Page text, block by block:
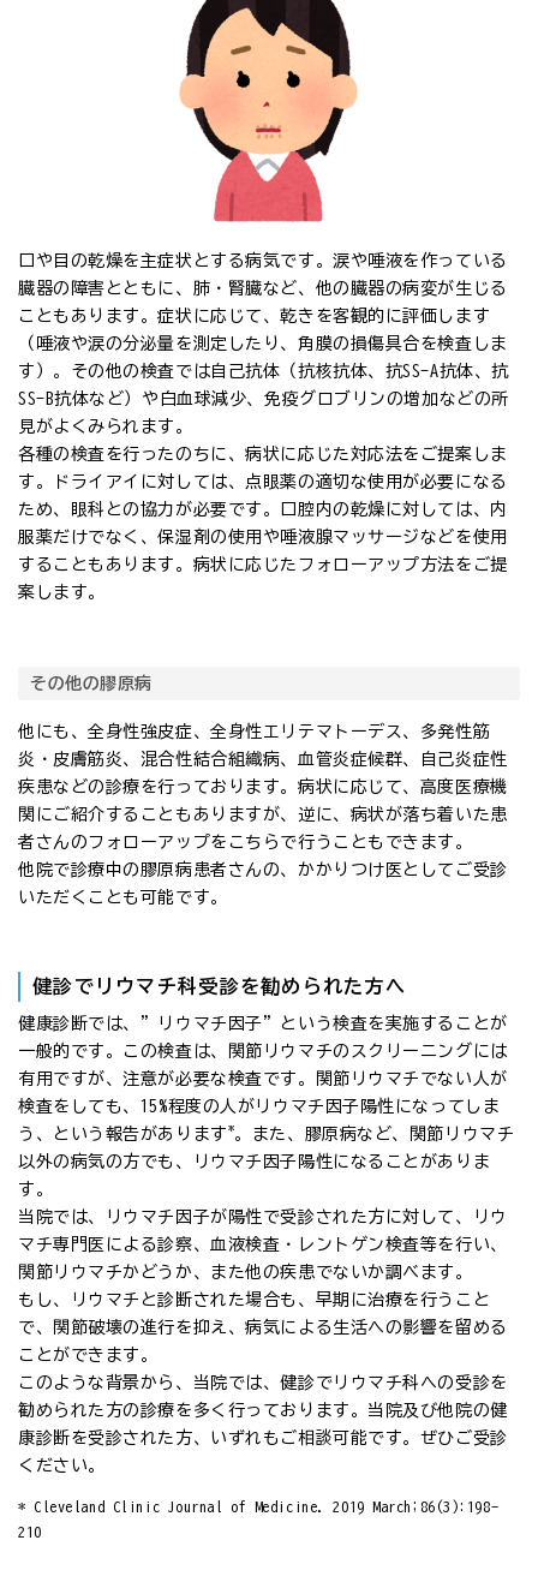
口や目の乾燥を主症状とする病気です。涙や唾液を作っている
臓器の障害とともに、肺・腎臓など、他の臓器の病変が生じる
こともあります。症状に応じて、乾きを客観的に評価します
（唾液や涙の分泌量を測定したり、角膜の損傷具合を検査しま
す）。その他の検査では自己抗体（抗核抗体、抗SS-A抗体、抗
SS-B抗体など）や白血球減少、免疫グロブリンの増加などの所
見がよくみられます。
各種の検査を行ったのちに、病状に応じた対応法をご提案しま
す。ドライアイに対しては、点眼薬の適切な使用が必要になる
ため、眼科との協力が必要です。口腔内の乾燥に対しては、内
服薬だけでなく、保湿剤の使用や唾液腺マッサージなどを使用
することもあります。病状に応じたフォローアップ方法をご提
案します。
その他の膠原病
他にも、全身性強皮症、全身性エリテマトーデス、多発性筋
炎・皮膚筋炎、混合性結合組織病、血管炎症候群、自己炎症性
疾患などの診療を行っております。病状に応じて、高度医療機
関にご紹介することもありますが、逆に、病状が落ち着いた患
者さんのフォローアップをこちらで行うこともできます。
他院で診療中の膠原病患者さんの、かかりつけ医としてご受診
いただくことも可能です。
健診でリウマチ科受診を勧められた方へ
健康診断では、”リウマチ因子”という検査を実施することが
一般的です。この検査は、関節リウマチのスクリーニングには
有用ですが、注意が必要な検査です。関節リウマチでない人が
検査をしても、15%程度の人がリウマチ因子陽性になってしま
う、という報告があります *。また、膠原病など、関節リウマチ
以外の病気の方でも、リウマチ因子陽性になることがありま
す。
当院では、リウマチ因子が陽性で受診された方に対して、リウ
マチ専門医による診察、血液検査・レントゲン検査等を行い、
関節リウマチかどうか、また他の疾患でないか調べます。
もし、リウマチと診断された場合も、早期に治療を行うこと
で、関節破壊の進行を抑え、病気による生活への影響を留める
ことができます。
このような背景から、当院では、健診でリウマチ科への受診を
勧められた方の診療を多く行っております。当院及び他院の健
康診断を受診された方、いずれもご相談可能です。ぜひご受診
ください。
* Cleveland Clinic Journal of Medicine. 2019 March;86(3):198-
210